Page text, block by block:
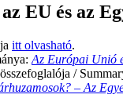
EU és az
itt olvasható.
Az Európai Unió
/
– Az